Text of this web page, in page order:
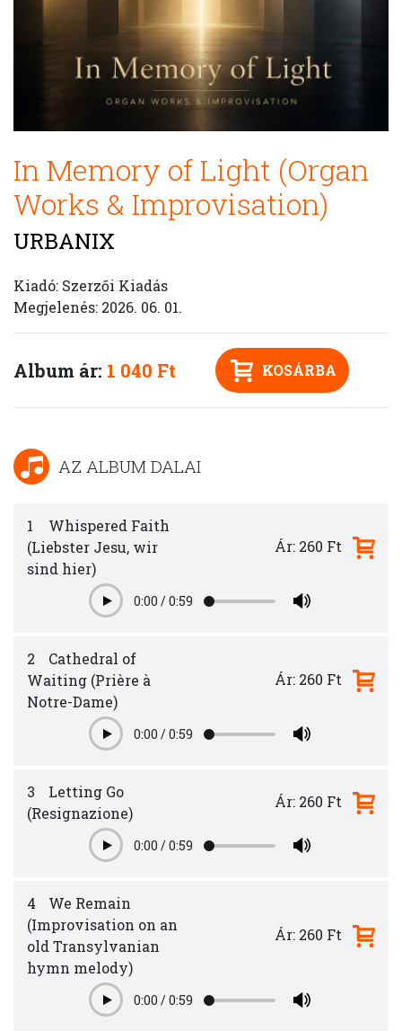
In Memory of Light (Organ
Works & Improvisation)
URBANIX
Kiadó: Szerzői Kiadás
Megjelenés: 2026. 06. 01.
Album ár: 1 040 Ft KOSÁRBA
AZ ALBUM DALAI
1
Whispered Faith
(Liebster Jesu, wir
sind hier)
Play0:00 /0:59
Ár: 260 Ft
2
Cathedral of
Waiting (Prière à
Notre-Dame)
Play0:00 /0:59
Ár: 260 Ft
3
Letting Go
(Resignazione)
Play0:00 /0:59
Ár: 260 Ft
4
We Remain
(Improvisation on an
old Transylvanian
hymn melody)
Play0:00 /0:59
Ár: 260 Ft